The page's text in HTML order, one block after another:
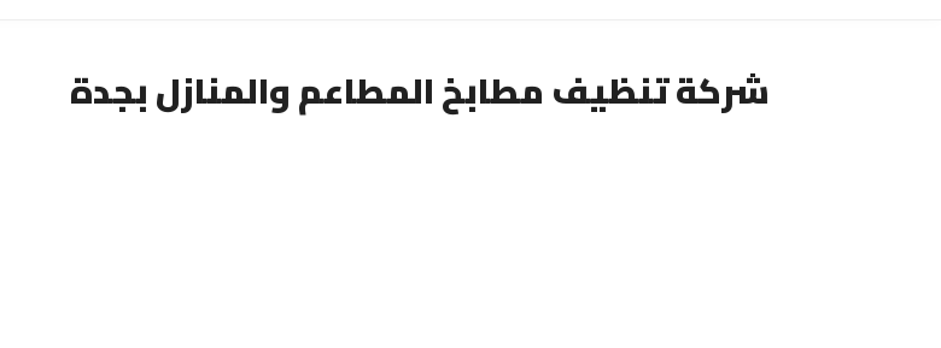
شركة تنظيف مطابخ المطاعم والمنازل بجدة